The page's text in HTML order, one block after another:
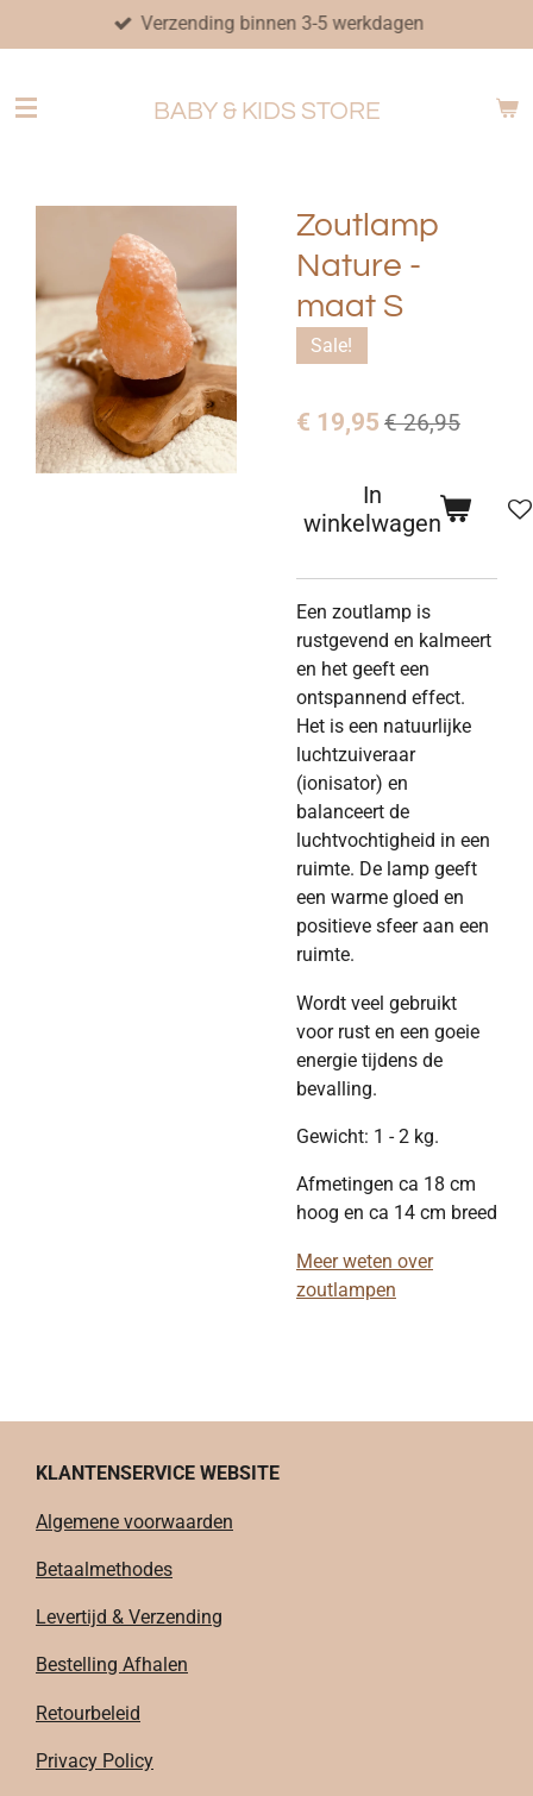
direct
de
Verzending binnen 3-5 werkdagen
BABY & KIDS STORE
Zoutlamp
Nature -
maat S
Sale!
€ 19,95 € 26,95
In
winkelwagen
Een zoutlamp is
rustgevend en kalmeert
en het geeft een
ontspannend effect.
Het is een natuurlijke
luchtzuiveraar
(ionisator) en
balanceert de
luchtvochtigheid in een
ruimte. De lamp geeft
een warme gloed en
positieve sfeer aan een
ruimte.
Wordt veel gebruikt
voor rust en een goeie
energie tijdens de
bevalling.
Gewicht: 1 - 2 kg.
Afmetingen ca 18 cm
hoog en ca 14 cm breed
Meer weten over
zoutlampen
KLANTENSERVICE WEBSITE
Algemene voorwaarden
Betaalmethodes
Levertijd & Verzending
Bestelling Afhalen
Retourbeleid
Privacy Policy